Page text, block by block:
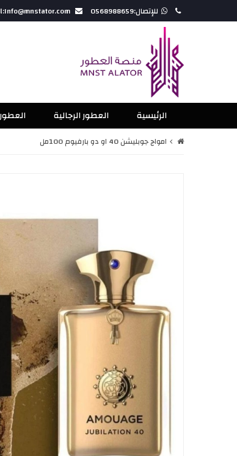
للإتصال:0568988659
الرئيسية العطور الرجالية
امواج جوبليشن 40 او دو بارفيوم 100مل